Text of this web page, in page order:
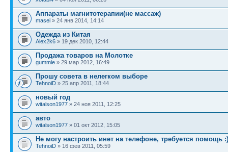
Аппараты магнитотерапии(не массаж)
masei » 24 янв 2014, 14:14
Одежда из Китая
Alex2k6 » 19 дек 2010, 12:44
Продажа товаров на Молотке
gummie » 29 мар 2012, 16:49
Прошу совета в нелегком выборе
TehnoiD » 25 апр 2011, 18:44
новый год
witalson1977 » 24 ноя 2011, 12:25
авто
witalson1977 » 01 окт 2012, 15:05
Не могу настроить инет на телефоне, требуется помощь :)
TehnoiD » 16 фев 2011, 05:59